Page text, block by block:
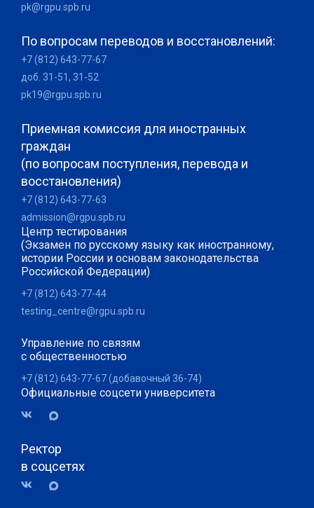
pk@rgpu.spb.ru
По вопросам переводов и восстановлений:
+7 (812) 643-77-67
доб. 31-51, 31-52
pk19@rgpu.spb.ru
Приемная комиссия для иностранных
граждан
(по вопросам поступления, перевода и
восстановления)
+7 (812) 643-77-63
admission@rgpu.spb.ru
Центр тестирования
(Экзамен по русскому языку как иностранному,
истории России и основам законодательства
Российской Федерации)
+7 (812) 643-77-44
testing_centre@rgpu.spb.ru
Управление по связям
с общественностью
+7 (812) 643-77-67 (добавочный 36-74)
Официальные соцсети университета
Ректор
в соцсетях